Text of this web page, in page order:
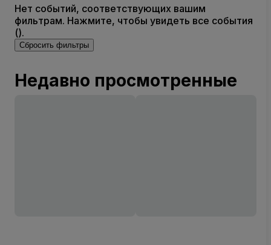
Нет событий, соответствующих вашим
фильтрам. Нажмите, чтобы увидеть все события
().
Сбросить фильтры
Недавно просмотренные